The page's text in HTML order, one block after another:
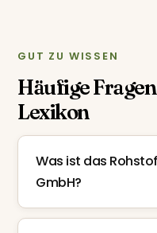
GUT ZU WISSEN
Häufige
Lexikon
Was ist das
GmbH?